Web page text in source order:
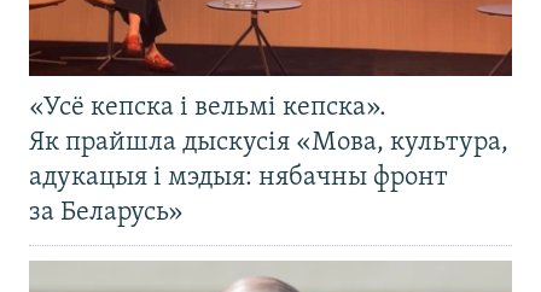
«Усё кепска і вельмі кепска».
Як прайшла дыскусія «Мова, культура,
адукацыя і мэдыя: нябачны фронт
за Беларусь»